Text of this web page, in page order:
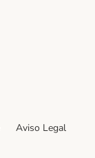
Aviso Legal